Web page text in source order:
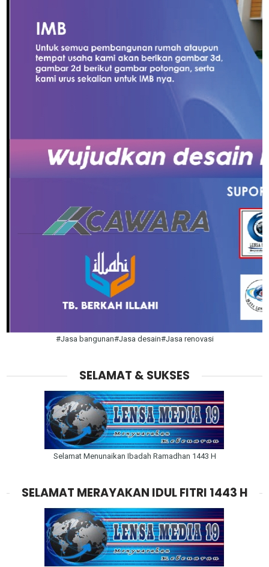
#Jasa bangunan#Jasa desain#Jasa renovasi
SELAMAT & SUKSES
Selamat Menunaikan Ibadah Ramadhan 1443 H
SELAMAT MERAYAKAN IDUL FITRI 1443 H